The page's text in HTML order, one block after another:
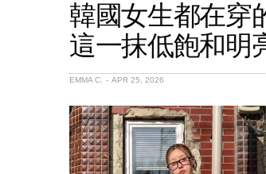
韓國女生都在穿
這一抹低飽和明
EMMA C. APR 25, 2026